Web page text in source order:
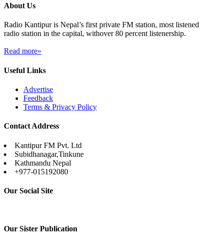
About Us
Radio Kantipur is Nepal’s first private FM station, most listened
radio station in the capital, withover 80 percent listenership.
Read more»
Useful Links
Advertise
Feedback
Terms & Privacy Policy
Contact Address
Kantipur FM Pvt. Ltd
Subidhanagar,Tinkune
Kathmandu Nepal
+977-015192080
Our Social Site
Our Sister Publication